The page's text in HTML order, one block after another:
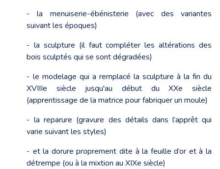
- la menuiserie-ébénisterie (avec des variantes
suivant les époques)
- la sculpture (il faut compléter les altérations des
bois sculptés qui se sont dégradées)
- le modelage qui a remplacé la sculpture à la fin du
XVIIIe siècle jusqu'au début du XXe siècle
(apprentissage de la matrice pour fabriquer un moule)
- la reparure (gravure des détails dans l’apprêt qui
varie suivant les styles)
- et la dorure proprement dite à la feuille d’or et à la
détrempe (ou à la mixtion au XIXe siècle)